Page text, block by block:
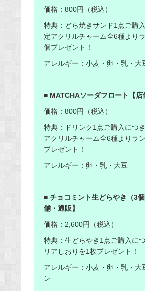
価格：800円（税込）
特典：どら焼きサンド1点ご購
定アクリルチャーム全6種より
個プレゼント！
アレルギー：小麦・卵・乳・大
■ MATCHAソーダフロート【店
価格：800円（税込）
特典：ドリンク1点ご購入につ
アクリルチャーム全6種よりラ
プレゼント！
アレルギー：卵・乳・大豆
■ チョコミント生どらやき（3
舗・通販】
価格：2,600円（税込）
特典：生どらやき1点ご購入に
リアしおりを1枚プレゼント！
アレルギー：小麦・卵・乳・大
ン